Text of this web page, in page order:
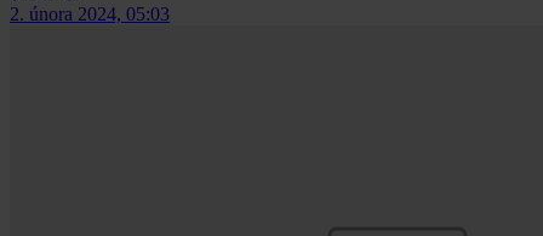
2. února 2024, 05:03